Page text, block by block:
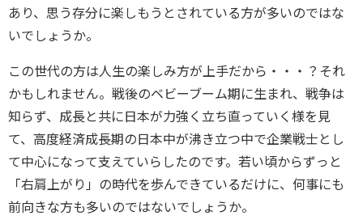
あり、思う存分に楽しもうとされている方が多いのではな
いでしょうか。
この世代の方は人生の楽しみ方が上手だから・・・？それ
かもしれません。戦後のベビーブーム期に生まれ、戦争は
知らず、成長と共に日本が力強く立ち直っていく様を見
て、高度経済成長期の日本中が沸き立つ中で企業戦士とし
て中心になって支えていらしたのです。若い頃からずっと
「右肩上がり」の時代を歩んできているだけに、何事にも
前向きな方も多いのではないでしょうか。